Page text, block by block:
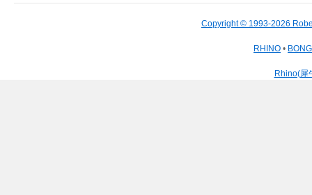
Copyright © 1993-2026
RHINO •
Rhino(犀